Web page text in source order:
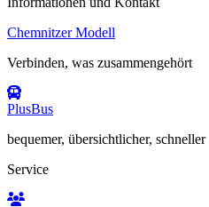
Chemnitzer Modell
Verbinden, was zusammengehört
PlusBus
bequemer, übersichtlicher, schneller
Service